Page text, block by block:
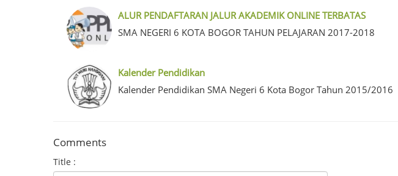
ALUR PENDAFTARAN JALUR AKADEMIK ONLINE TERBATAS
SMA NEGERI 6 KOTA BOGOR TAHUN PELAJARAN 2017-2018
Kalender Pendidikan
Kalender Pendidikan SMA Negeri 6 Kota Bogor Tahun 2015/2016
Comments
Title :